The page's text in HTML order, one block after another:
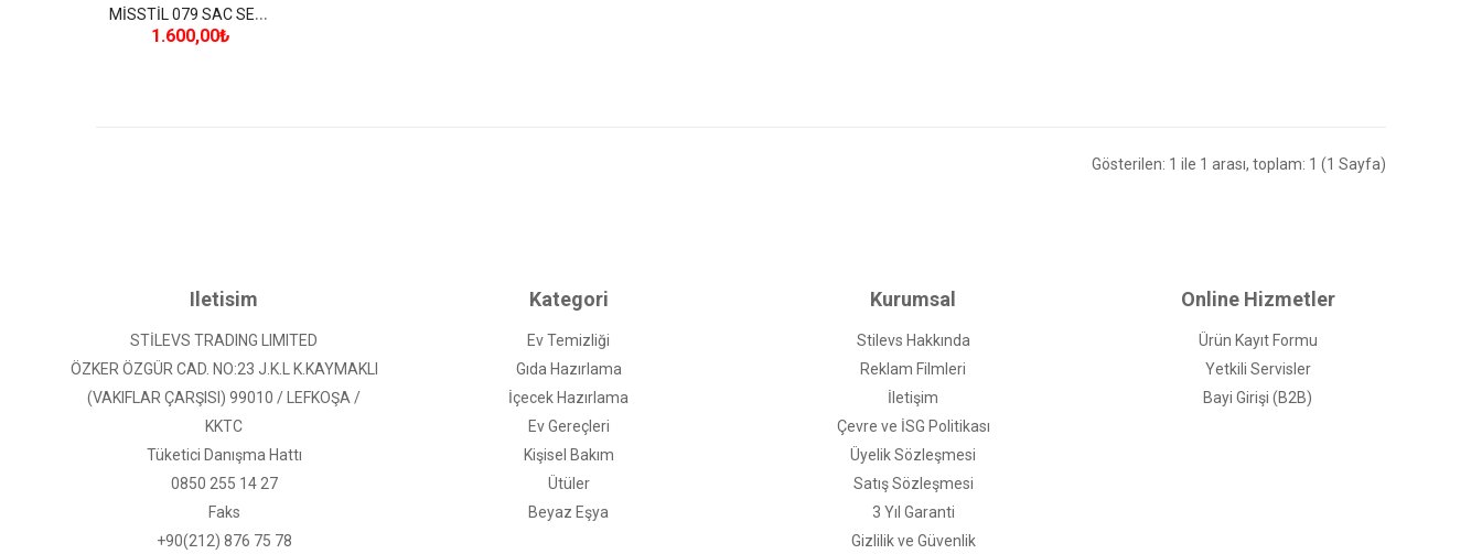
M
İSSTİL 079 SAC SEKILLENDIRME SETI
1.600,00₺
Gösterilen: 1 ile 1 arası, toplam: 1 (1 Sayfa)
Iletisim
STİLEVS TRADING LIMITED
ÖZKER ÖZGÜR CAD. NO:23 J.K.L K.KAYMAKLI
(VAKIFLAR ÇARŞISI) 99010 / LEFKOŞA /
KKTC
Tüketici Danışma Hattı
0850 255 14 27
Faks
+90(212) 876 75 78
Kategori
Ev Temizliği
Gıda Hazırlama
İçecek Hazırlama
Ev Gereçleri
Kişisel Bakım
Ütüler
Beyaz Eşya
Kurumsal
Stilevs Hakkında
Reklam Filmleri
İletişim
Çevre ve İSG Politikası
Üyelik Sözleşmesi
Satış Sözleşmesi
3 Yıl Garanti
Gizlilik ve Güvenlik
Online Hizmetler
Ürün Kayıt Formu
Yetkili Servisler
Bayi Girişi (B2B)